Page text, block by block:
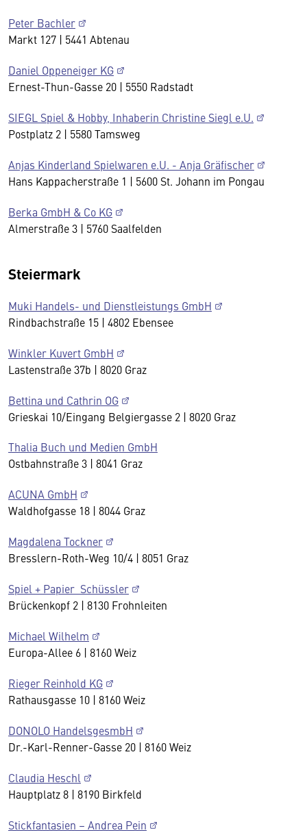
Peter Bachler
Markt 127 | 5441 Abtenau
Daniel Oppeneiger KG
Ernest-Thun-Gasse 20 | 5550 Radstadt
SIEGL Spiel & Hobby, Inhaberin Christine Siegl e.U.
Postplatz 2 | 5580 Tamsweg
Anjas Kinderland Spielwaren e.U. - Anja Gräfischer
Hans Kappacherstraße 1 | 5600 St. Johann im Pongau
Berka GmbH & Co KG
Almerstraße 3 | 5760 Saalfelden
Steiermark
Muki Handels- und Dienstleistungs GmbH
Rindbachstraße 15 | 4802 Ebensee
Winkler Kuvert GmbH
Lastenstraße 37b | 8020 Graz
Bettina und Cathrin OG
Grieskai 10/Eingang Belgiergasse 2 | 8020 Graz
Thalia Buch und Medien GmbH
Ostbahnstraße 3 | 8041 Graz
ACUNA GmbH
Waldhofgasse 18 | 8044 Graz
Magdalena Tockner
Bresslern-Roth-Weg 10/4 | 8051 Graz
Spiel + Papier Schüssler
Brückenkopf 2 | 8130 Frohnleiten
Michael Wilhelm
Europa-Allee 6 | 8160 Weiz
Rieger Reinhold KG
Rathausgasse 10 | 8160 Weiz
DONOLO HandelsgesmbH
Dr.-Karl-Renner-Gasse 20 | 8160 Weiz
Claudia Heschl
Hauptplatz 8 | 8190 Birkfeld
Stickfantasien – Andrea Pein